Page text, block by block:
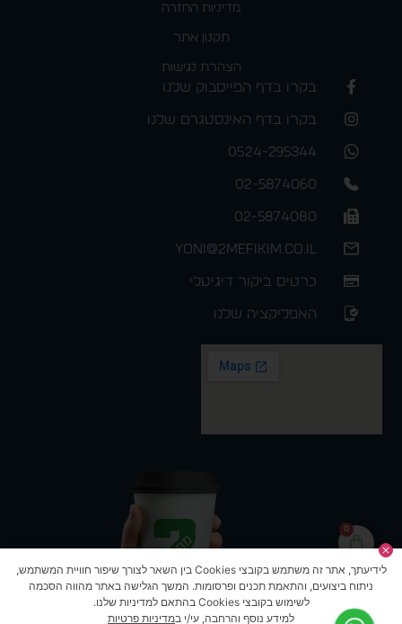
0
מדיניות החזרה
תקנון אתר
הצהרת נגישות
בקרו בדף הפייסבוק שלנו
בקרו בדף האינסטגרם שלנו
0524-295344
02-5874060
02-5874080
yoni@2mefikim.co.il
כרטיס ביקור דיגיטלי
האפליקציה שלנו
לידיעתך, אתר זה משתמש בקובצי Cookies בין השאר לצורך שיפור חוויית המשתמש,
ניתוח ביצועים, והתאמת תכנים ופרסומות. המשך הגלישה באתר מהווה הסכמה
לשימוש בקובצי Cookies בהתאם למדיניות שלנו.
למידע נוסף והרחבה, עי/י במדיניות פרטיות